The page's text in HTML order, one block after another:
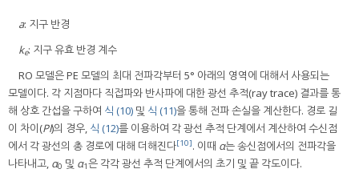
a: 지구 반경
ke: 지구 유효 반경 계수
RO 모델은 PE 모델의 최대 전파각부터 5° 아래의 영역에 대해서 사용되는
모델이다. 각 지점마다 직접파와 반사파에 대한 광선 추적(ray trace) 결과를 통
해 상호 간섭을 구하여 식 (10) 및 식 (11)을 통해 전파 손실을 계산한다. 경로 길
이 차이(Pl)의 경우, 식 (12)를 이용하여 각 광선 추적 단계에서 계산하여 수신점
에서 각 광선의 총 경로에 대해 더해진다[10]. 이때 α는 송신점에서의 전파각을
나타내고, α0 및 α1은 각각 광선 추적 단계에서의 초기 및 끝 각도이다.